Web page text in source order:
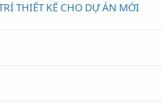
THIẾT KẾ CHO DỰ ÁN MỚI